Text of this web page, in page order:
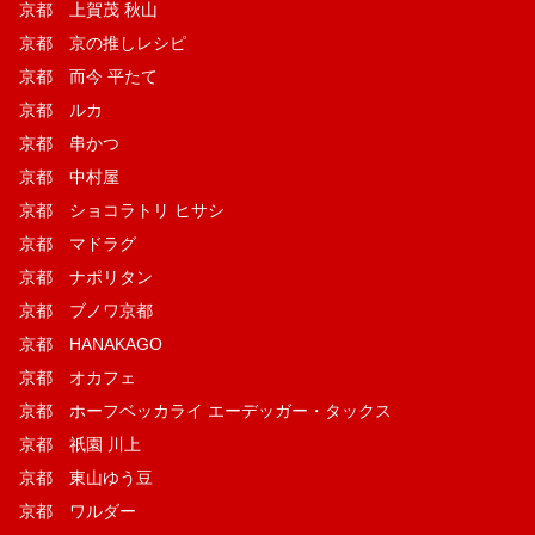
京都 上賀茂 秋山
京都 京の推しレシピ
京都 而今 平たて
京都 ルカ
京都 串かつ
京都 中村屋
京都 ショコラトリ ヒサシ
京都 マドラグ
京都 ナポリタン
京都 ブノワ京都
京都 HANAKAGO
京都 オカフェ
京都 ホーフベッカライ エーデッガー・タックス
京都 祇園 川上
京都 東山ゆう豆
京都 ワルダー